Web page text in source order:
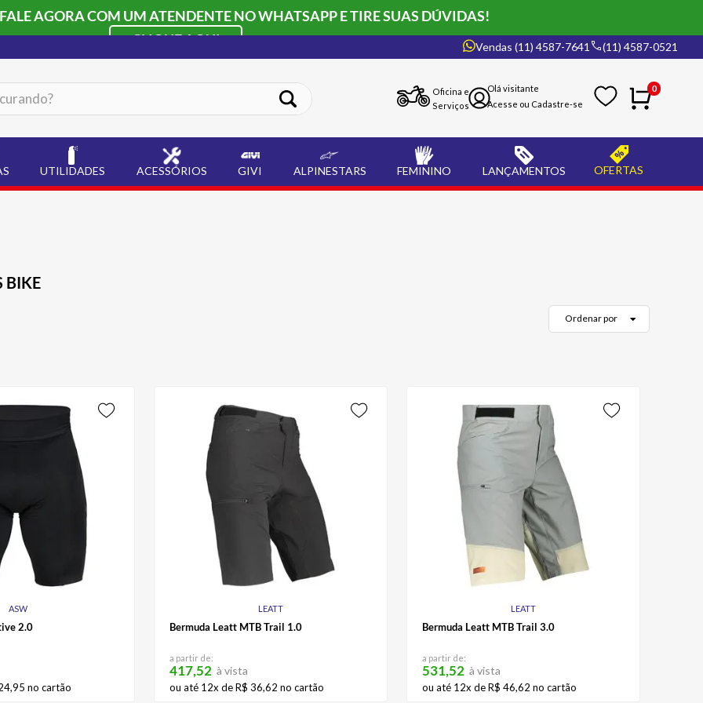
AGORA COM UM ATENDENTE NO WHATSAPP E TIRE SUAS DÚVIDAS!
CLIQUE AQUI
Vendas (11) 4587-7641 (11) 4587-0521
Oficina e
Serviços
0
UTILIDADES ACESSÓRIOS GIVI ALPINESTARS FEMININO LANÇAMENTOS OFERTAS
BIKE
Ordenar por
ASW
2.0
,95 no cartão
LEATT
Bermuda Leatt MTB Trail 1.0
a partir de:
417,52 à vista
ou até 12x deR$ 36,62 no cartão
LEATT
Bermuda Leatt MTB Trail 3.0
a partir de:
531,52 à vista
ou até 12x deR$ 46,62 no cartão